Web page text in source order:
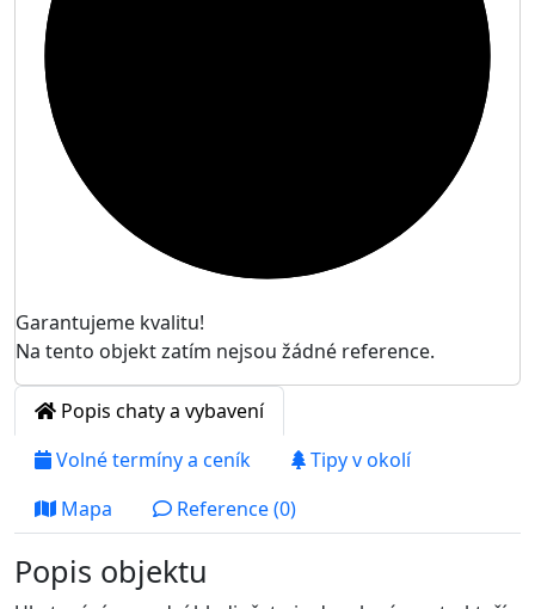
Garantujeme kvalitu!
Na tento objekt zatím nejsou žádné reference.
Popis chaty a vybavení
Volné termíny a ceník
Tipy v okolí
Mapa
Reference (0)
Popis objektu